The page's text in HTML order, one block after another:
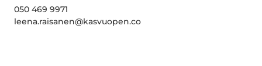
050 469 9971
leena.raisanen@kasvuopen.co